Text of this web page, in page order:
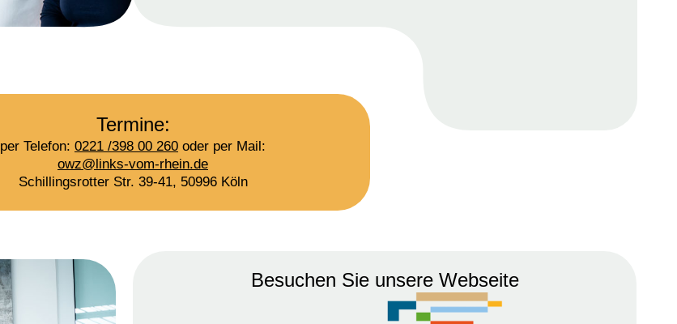
Termine:
per Telefon: 0221 /398 00 260 oder per Mail:
owz@links-vom-rhein.de
Schillingsrotter Str. 39-41, 50996 Köln
Besuchen Sie unsere Webseite